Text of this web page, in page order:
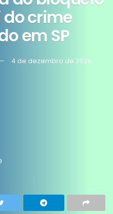
do crime
em SP
4 de dezembro de 2025